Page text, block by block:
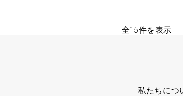
全15件を表示
私たちにつ